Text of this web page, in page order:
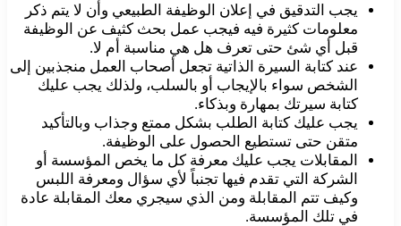
يجب التدقيق في إعلان الوظيفة الطبيعي وأن لا يتم ذكر
معلومات كثيرة فيه فيجب عمل بحث كثيف عن الوظيفة
قبل أي شئ حتى تعرف هل هي مناسبة أم لا.
عند كتابة السيرة الذاتية تجعل أصحاب العمل منجذبين إلى
الشخص سواء بالإيجاب أو بالسلب، ولذلك يجب عليك
كتابة سيرتك بمهارة وبذكاء.
يجب عليك كتابة الطلب بشكل ممتع وجذاب وبالتأكيد
متقن حتى تستطيع الحصول على الوظيفة.
المقابلات يجب عليك معرفة كل ما يخص المؤسسة أو
الشركة التي تقدم فيها تجنباً لأي سؤال ومعرفة اللبس
وكيف تتم المقابلة ومن الذي سيجري معك المقابلة عادة
في تلك المؤسسة.